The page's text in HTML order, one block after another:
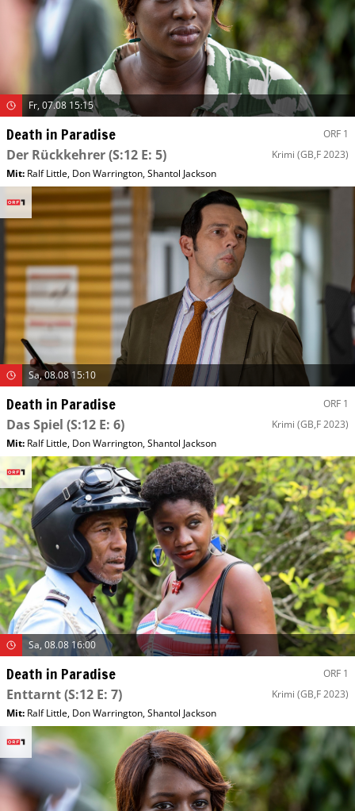
Fr, 07.08 15:15
Death in Paradise ORF 1
Der Rückkehrer(S:12 E: 5) Krimi (GB,F 2023)
Mit: Ralf Little, Don Warrington,Shantol Jackson
Sa, 08.08 15:10
Death in Paradise ORF 1
Das Spiel (S:12 E: 6) Krimi (GB,F 2023)
Mit: Ralf Little, Don Warrington,Shantol Jackson
Sa, 08.08 16:00
Death in Paradise ORF 1
Enttarnt(S:12 E: 7) Krimi (GB,F 2023)
Mit: Ralf Little, Don Warrington,Shantol Jackson